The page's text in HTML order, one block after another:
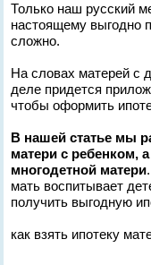
Только наш русский
настоящему выгодно
сложно.
На словах матерей с
деле придется
чтобы оформить
В нашей статье мы
матери с ребенком,
многодетной матери
мать воспитывает
получить выгодную
как взять ипотеку